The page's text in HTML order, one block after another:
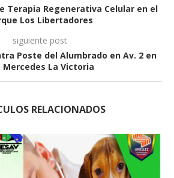
Terapia Regenerativa Celular en el
Los Libertadores
siguiente post
Poste del Alumbrado en Av. 2 en
Mercedes La Victoria
RELACIONADOS